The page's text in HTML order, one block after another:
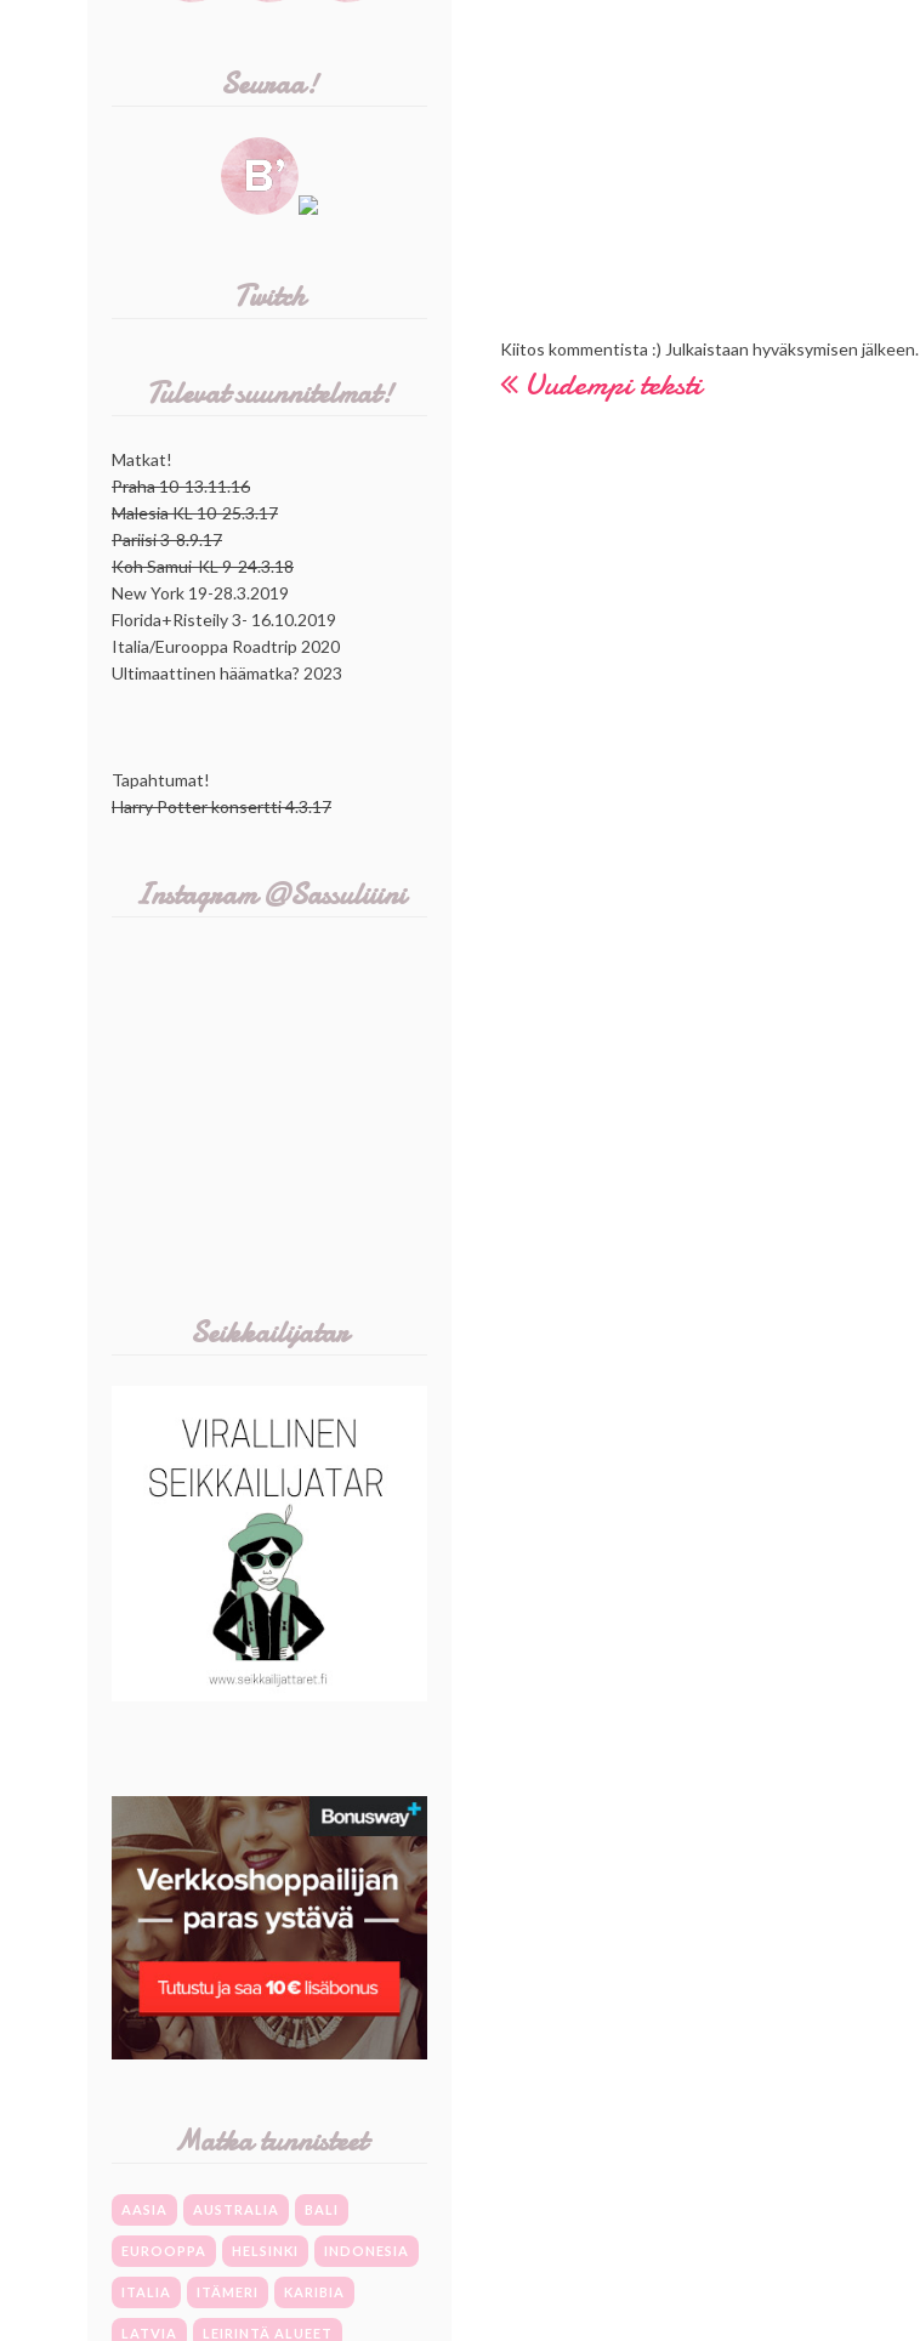
Kiitos kommentista :) Julkaistaan hyväksymisen jälkeen.
Uudempi teksti
Seuraa!
Twitch
Tulevat suunnitelmat!
Matkat!
Praha 10-13.11.16
Malesia KL 10-25.3.17
Pariisi 3-8.9.17
Koh Samui-KL 9-24.3.18
New York 19-28.3.2019
Florida+Risteily 3- 16.10.2019
Italia/Eurooppa Roadtrip 2020
Ultimaattinen häämatka? 2023
Tapahtumat!
Harry Potter konsertti 4.3.17
Instagram @Sassuliiini
Seikkailijatar
Matka tunnisteet
AASIA AUSTRALIA BALI
EUROOPPA HELSINKI INDONESIA
ITALIA ITÄMERI KARIBIA
LATVIA LEIRINTÄ ALUEET